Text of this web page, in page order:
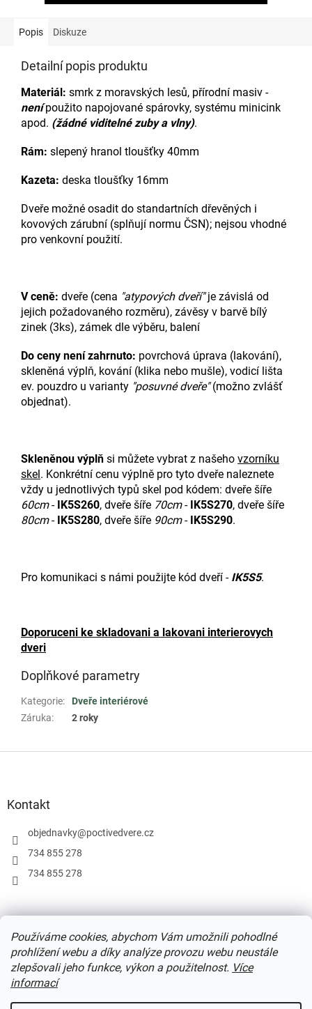
Používáme cookies, abychom Vám umožnili pohodlné
prohlížení webu a díky analýze provozu webu neustále
zlepšovali jeho funkce, výkon a použitelnost. Více
informací
Popis Diskuze
Detailní popis produktu
Materiál: smrk z moravských lesů, přírodní masiv -
nenípoužito napojované spárovky, systému minicink
apod. (žádné viditelné zuby a vlny).
Rám: slepený hranol tloušťky 40mm
Kazeta: deska tloušťky 16mm
Dveře možné osadit do standartních dřevěných i
kovových zárubní (splňují normu ČSN); nejsou vhodné
pro venkovní použití.
V ceně: dveře (cena "atypových dveří"je závislá od
jejich požadovaného rozměru), závěsy v barvě bílý
zinek (3ks), zámek dle výběru, balení
Do ceny není zahrnuto: povrchová úprava (lakování),
skleněná výplň, kování (klika nebo mušle), vodicí lišta
ev. pouzdro u varianty "posuvné dveře"(možno zvlášť
objednat).
Skleněnou výplň si můžete vybrat z našeho vzorníku
skel . Konkrétní cenu výplně pro tyto dveře naleznete
vždy u jednotlivých typů skel pod kódem: dveře šíře
60cm- IK5S260, dveře šíře 70cm- IK5S270, dveře šíře
80cm- IK5S280, dveře šíře 90cm- IK5S290.
Pro komunikaci s námi použijte kód dveří - IK5S5.
Doporuceni ke skladovani a lakovani interierovych
dveri
Doplňkové parametry
Kategorie:
Dveře interiérové
Záruka: 2 roky
Kontakt
objednavky@poctivedvere.cz
734 855 278
734 855 278
Ochrana osobních údajů